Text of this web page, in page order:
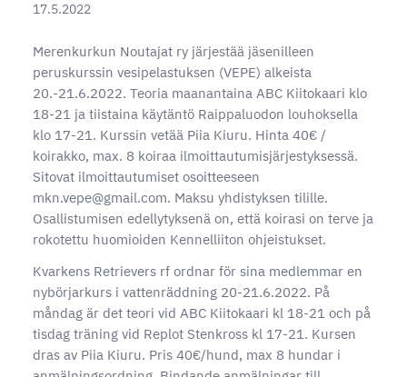
17.5.2022
Merenkurkun Noutajat ry järjestää jäsenilleen
peruskurssin vesipelastuksen (VEPE) alkeista
20.-21.6.2022. Teoria maanantaina ABC Kiitokaari klo
18-21 ja tiistaina käytäntö Raippaluodon louhoksella
klo 17-21. Kurssin vetää Piia Kiuru. Hinta 40€ /
koirakko, max. 8 koiraa ilmoittautumisjärjestyksessä.
Sitovat ilmoittautumiset osoitteeseen
mkn.vepe@gmail.com. Maksu yhdistyksen tilille.
Osallistumisen edellytyksenä on, että koirasi on terve ja
rokotettu huomioiden Kennelliiton ohjeistukset.
Kvarkens Retrievers rf ordnar för sina medlemmar en
nybörjarkurs i vattenräddning 20-21.6.2022. På
måndag är det teori vid ABC Kiitokaari kl 18-21 och på
tisdag träning vid Replot Stenkross kl 17-21. Kursen
dras av Piia Kiuru. Pris 40€/hund, max 8 hundar i